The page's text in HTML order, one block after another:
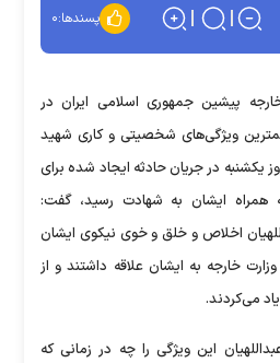
پسندها:۰
پیشین جمهوری اسلامی ایران در
مهمترین ویژگی‌های شخصیتی و کاری شهید
یکشنبه در جریان حادثه ایجاد شده برای
همراه ایشان به شهادت رسید، گفت:
اخلاص و خلق و خوی نیکوی ایشان
خارجه به ایشان علاقه داشتند و از
می‌کردند.
این ویژگی را چه در زمانی که